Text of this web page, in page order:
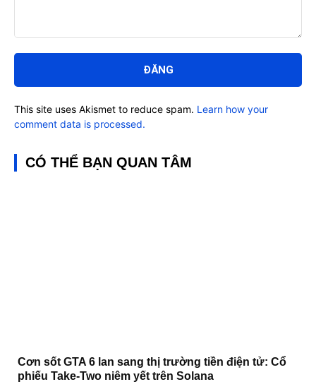
luận:
This site uses Akismet to reduce spam. Learn how your
comment data is processed.
CÓ THỂ BẠN QUAN TÂM
Cơn sốt GTA 6 lan sang thị trường tiền điện tử: Cổ
phiếu Take-Two niêm yết trên Solana